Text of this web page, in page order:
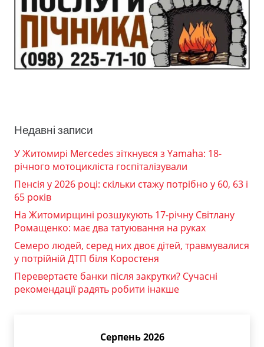
Недавні записи
У Житомирі Mercedes зіткнувся з Yamaha: 18-
річного мотоцикліста госпіталізували
Пенсія у 2026 році: скільки стажу потрібно у 60, 63 і
65 років
На Житомирщині розшукують 17-річну Світлану
Ромащенко: має два татуювання на руках
Семеро людей, серед них двоє дітей, травмувалися
у потрійній ДТП біля Коростеня
Перевертаєте банки після закрутки? Сучасні
рекомендації радять робити інакше
Серпень 2026